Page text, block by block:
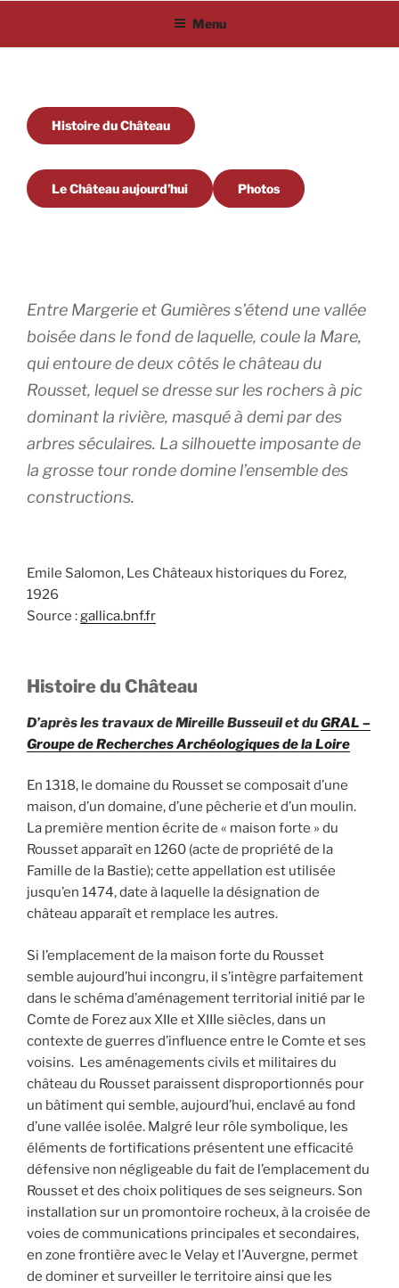
contenu
Menu
Histoire du Château
Le Château aujourd’hui Photos
Entre Margerie et Gumières s’étend une vallée
boisée dans le fond de laquelle, coule la Mare,
qui entoure de deux côtés le château du
Rousset, lequel se dresse sur les rochers à pic
dominant la rivière, masqué à demi par des
arbres séculaires. La silhouette imposante de
la grosse tour ronde domine l’ensemble des
constructions.
Emile Salomon, Les Châteaux historiques du Forez,
1926
Source :gallica.bnf.fr
Histoire du Château
D’après les travaux de Mireille Busseuil et duGRAL –
Groupe de Recherches Archéologiques de la Loire
En 1318, le domaine du Rousset se composait d’une
maison, d’un domaine, d’une pêcherie et d’un moulin.
La première mention écrite de « maison forte » du
Rousset apparaît en 1260 (acte de propriété de la
Famille de la Bastie); cette appellation est utilisée
jusqu’en 1474, date à laquelle la désignation de
château apparaît et remplace les autres.
Si l’emplacement de la maison forte du Rousset
semble aujourd’hui incongru, il s’intègre parfaitement
dans le schéma d’aménagement territorial initié par le
Comte de Forez aux XIIe et XIIIe siècles, dans un
contexte de guerres d’influence entre le Comte et ses
voisins. Les aménagements civils et militaires du
château du Rousset paraissent disproportionnés pour
un bâtiment qui semble, aujourd’hui, enclavé au fond
d’une vallée isolée. Malgré leur rôle symbolique, les
éléments de fortifications présentent une efficacité
défensive non négligeable du fait de l’emplacement du
Rousset et des choix politiques de ses seigneurs. Son
installation sur un promontoire rocheux, à la croisée de
voies de communications principales et secondaires,
en zone frontière avec le Velay et l’Auvergne, permet
de dominer et surveiller le territoire ainsi que les